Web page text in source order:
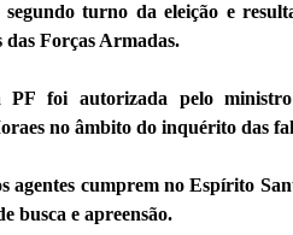
segundo turno da eleição e
Forças Armadas.
PF foi autorizada pelo
no âmbito do inquérito das
agentes cumprem no Espírito
busca e apreensão.